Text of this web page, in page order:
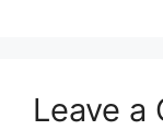
Leave a